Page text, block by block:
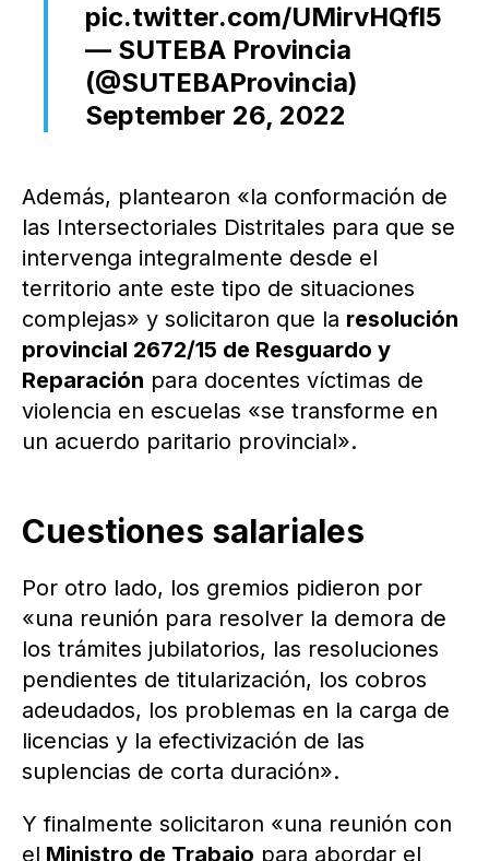
pic.twitter.com/UMirvHQfl5
— SUTEBA Provincia
(@SUTEBAProvincia)
September 26, 2022
Además, plantearon «la conformación de
las Intersectoriales Distritales para que se
intervenga integralmente desde el
territorio ante este tipo de situaciones
complejas» y solicitaron que la resolución
provincial 2672/15 de Resguardo y
Reparación para docentes víctimas de
violencia en escuelas «se transforme en
un acuerdo paritario provincial».
Cuestiones salariales
Por otro lado, los gremios pidieron por
«una reunión para resolver la demora de
los trámites jubilatorios, las resoluciones
pendientes de titularización, los cobros
adeudados, los problemas en la carga de
licencias y la efectivización de las
suplencias de corta duración».
Y finalmente solicitaron «una reunión con
el Ministro de Trabajo para abordar el